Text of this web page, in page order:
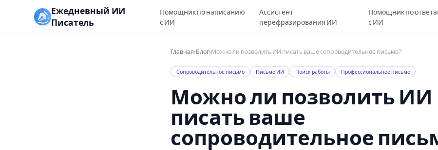
Ежедневный ИИ
Писатель
Помощник по написанию
с ИИ
Ассистент
перефразирования ИИ
Помощник по
с ИИ
Главная›Блог›Можно ли позволить ИИ писать ваше сопроводительное письмо?
Сопроводительное письмо Письмо ИИ Поиск работы Профессиональное письмо
Можно ли позволить ИИ
писать ваше
сопроводительное